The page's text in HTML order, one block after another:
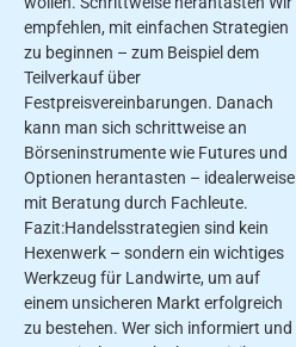
empfehlen, mit einfachen Strategien
zu beginnen – zum Beispiel dem
Teilverkauf über
Festpreisvereinbarungen. Danach
kann man sich schrittweise an
Börseninstrumente wie Futures und
Optionen herantasten – idealerweise
mit Beratung durch Fachleute.
Fazit:Handelsstrategien sind kein
Hexenwerk – sondern ein wichtiges
Werkzeug für Landwirte, um auf
einem unsicheren Markt erfolgreich
zu bestehen. Wer sich informiert und